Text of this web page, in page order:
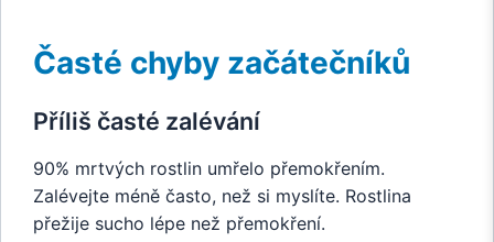
Časté chyby začátečníků
Příliš časté zalévání
90% mrtvých rostlin umřelo přemokřením.
Zalévejte méně často, než si myslíte. Rostlina
přežije sucho lépe než přemokření.